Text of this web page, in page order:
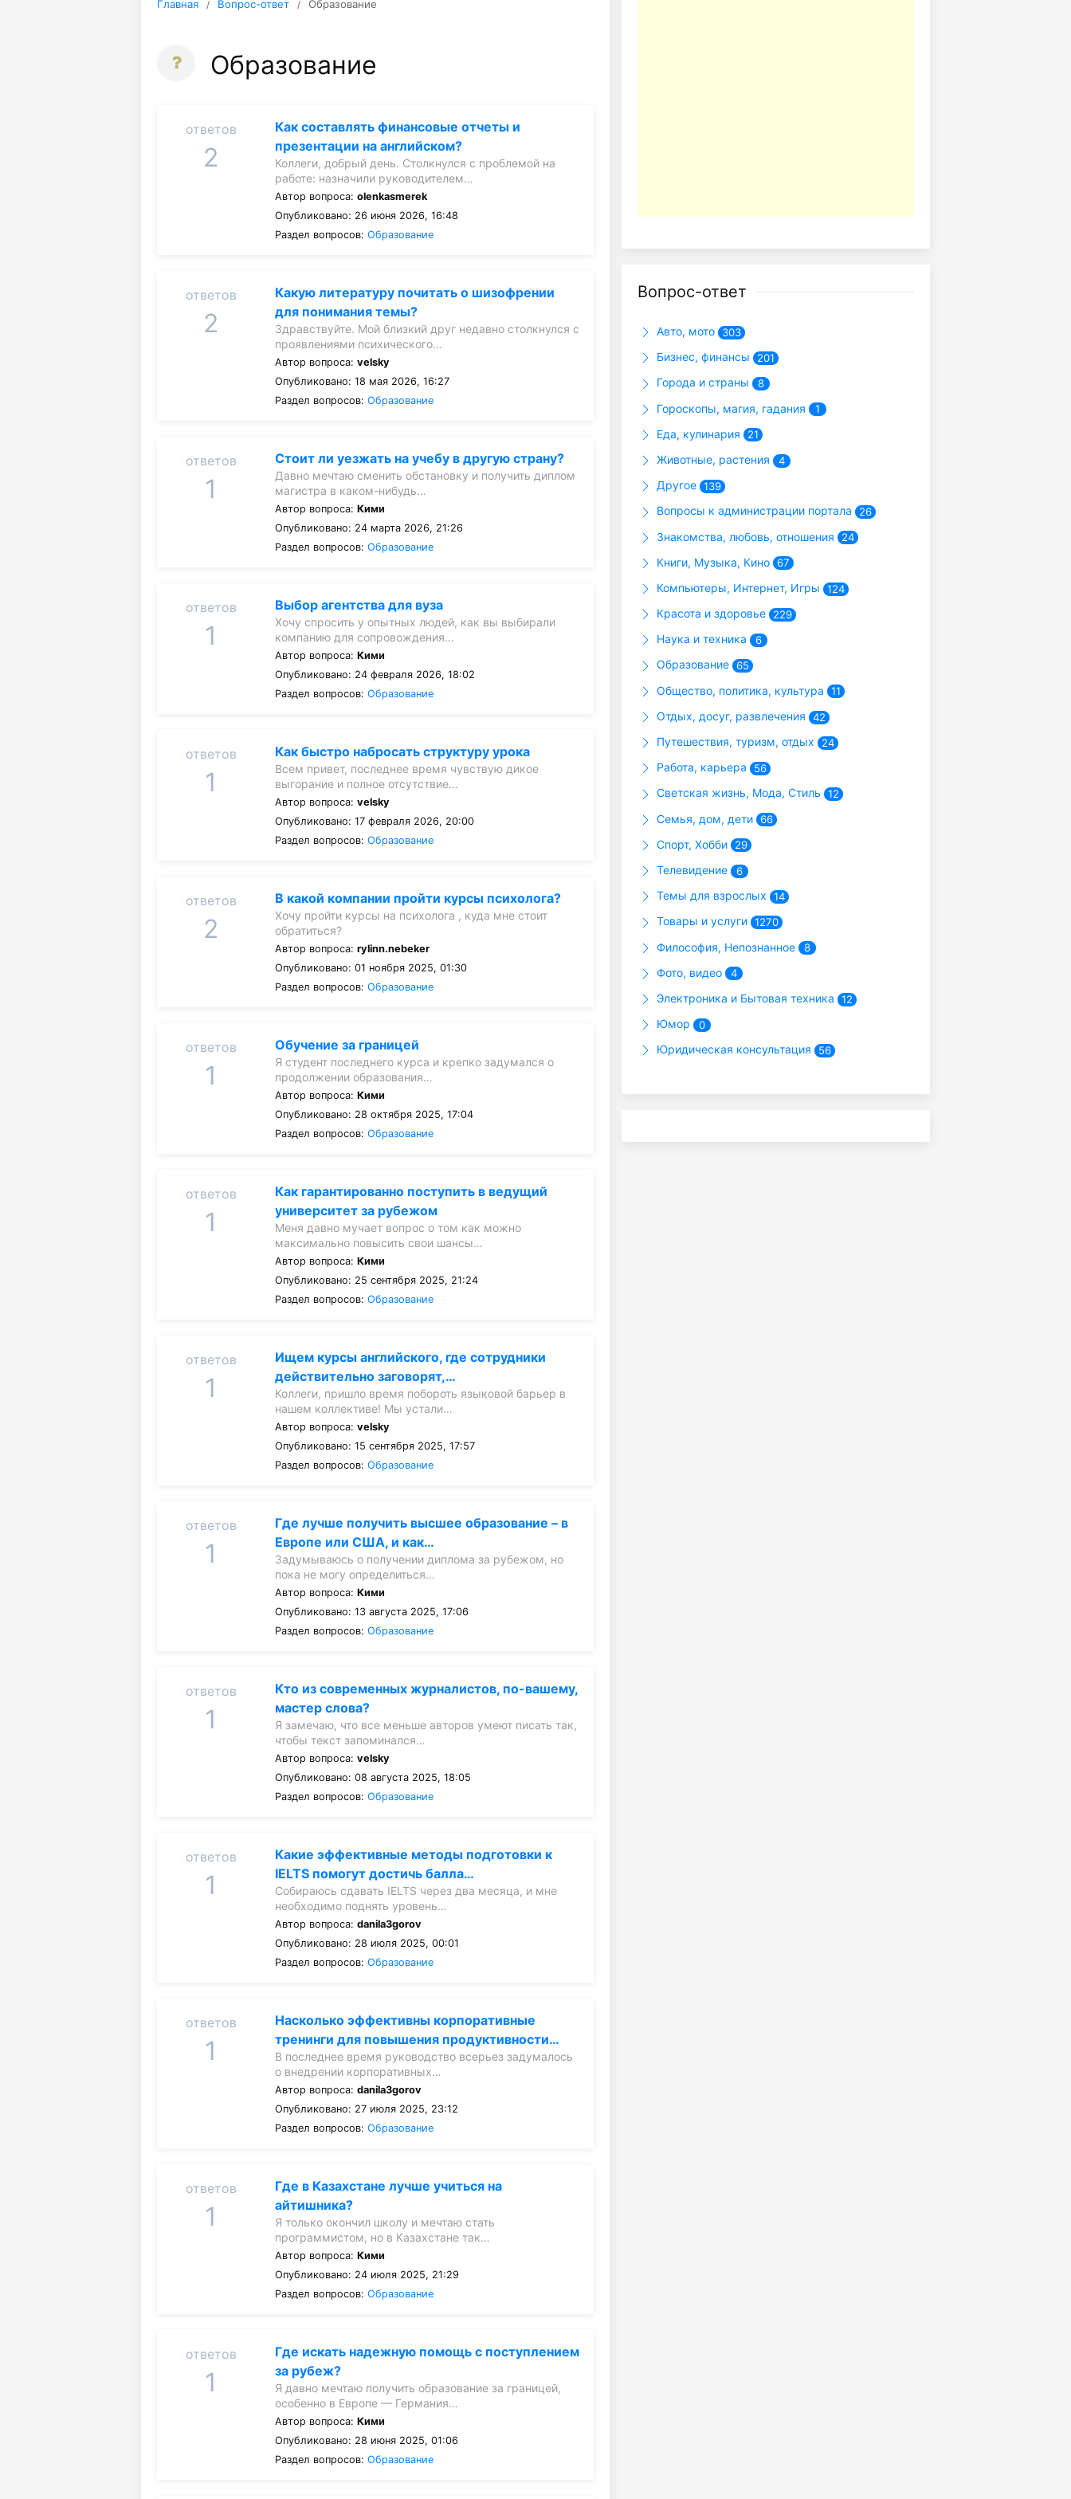
Главная Вопрос-ответ Образование
Образование
ответов
2
Как составлять финансовые отчеты и
презентации на английском?
Коллеги, добрый день. Столкнулся с проблемой на
работе: назначили руководителем…
Автор вопроса:olenkasmerek
Опубликовано: 26 июня 2026, 16:48
Раздел вопросов:Образование
ответов
2
Какую литературу почитать о шизофрении
для понимания темы?
Здравствуйте. Мой близкий друг недавно столкнулся с
проявлениями психического…
Автор вопроса:velsky
Опубликовано: 18 мая 2026, 16:27
Раздел вопросов:Образование
ответов
1
Стоит ли уезжать на учебу в другую страну?
Давно мечтаю сменить обстановку и получить диплом
магистра в каком-нибудь…
Автор вопроса:Кими
Опубликовано: 24 марта 2026, 21:26
Раздел вопросов:Образование
ответов
1
Выбор агентства для вуза
Хочу спросить у опытных людей, как вы выбирали
компанию для сопровождения…
Автор вопроса:Кими
Опубликовано: 24 февраля 2026, 18:02
Раздел вопросов:Образование
ответов
1
Как быстро набросать структуру урока
Всем привет, последнее время чувствую дикое
выгорание и полное отсутствие…
Автор вопроса:velsky
Опубликовано: 17 февраля 2026, 20:00
Раздел вопросов:Образование
ответов
2
В какой компании пройти курсы психолога?
Хочу пройти курсы на психолога , куда мне стоит
обратиться?
Автор вопроса:rylinn.nebeker
Опубликовано: 01 ноября 2025, 01:30
Раздел вопросов:Образование
ответов
1
Обучение за границей
Я студент последнего курса и крепко задумался о
продолжении образования…
Автор вопроса:Кими
Опубликовано: 28 октября 2025, 17:04
Раздел вопросов:Образование
ответов
1
Как гарантированно поступить в ведущий
университет за рубежом
Меня давно мучает вопрос о том как можно
максимально повысить свои шансы…
Автор вопроса:Кими
Опубликовано: 25 сентября 2025, 21:24
Раздел вопросов:Образование
ответов
1
Ищем курсы английского, где сотрудники
действительно заговорят,…
Коллеги, пришло время побороть языковой барьер в
нашем коллективе! Мы устали…
Автор вопроса:velsky
Опубликовано: 15 сентября 2025, 17:57
Раздел вопросов:Образование
ответов
1
Где лучше получить высшее образование – в
Европе или США, и как…
Задумываюсь о получении диплома за рубежом, но
пока не могу определиться…
Автор вопроса:Кими
Опубликовано: 13 августа 2025, 17:06
Раздел вопросов:Образование
ответов
1
Кто из современных журналистов, по-вашему,
мастер слова?
Я замечаю, что все меньше авторов умеют писать так,
чтобы текст запоминался…
Автор вопроса:velsky
Опубликовано: 08 августа 2025, 18:05
Раздел вопросов:Образование
ответов
1
Какие эффективные методы подготовки к
IELTS помогут достичь балла…
Собираюсь сдавать IELTS через два месяца, и мне
необходимо поднять уровень…
Автор вопроса:danila3gorov
Опубликовано: 28 июля 2025, 00:01
Раздел вопросов:Образование
ответов
1
Насколько эффективны корпоративные
тренинги для повышения продуктивности…
В последнее время руководство всерьез задумалось
о внедрении корпоративных…
Автор вопроса:danila3gorov
Опубликовано: 27 июля 2025, 23:12
Раздел вопросов:Образование
ответов
1
Где в Казахстане лучше учиться на
айтишника?
Я только окончил школу и мечтаю стать
программистом, но в Казахстане так…
Автор вопроса:Кими
Опубликовано: 24 июля 2025, 21:29
Раздел вопросов:Образование
ответов
1
Где искать надежную помощь с поступлением
за рубеж?
Я давно мечтаю получить образование за границей,
особенно в Европе — Германия…
Автор вопроса:Кими
Опубликовано: 28 июня 2025, 01:06
Раздел вопросов:Образование
Вопрос-ответ
Авто, мото 303
Бизнес, финансы 201
Города и страны 8
Гороскопы, магия, гадания 1
Еда, кулинария 21
Животные, растения 4
Другое 139
Вопросы к администрации портала 26
Знакомства, любовь, отношения 24
Книги, Музыка, Кино 67
Компьютеры, Интернет, Игры 124
Красота и здоровье 229
Наука и техника 6
Образование 65
Общество, политика, культура 11
Отдых, досуг, развлечения 42
Путешествия, туризм, отдых 24
Работа, карьера 56
Светская жизнь, Мода, Стиль 12
Семья, дом, дети 66
Спорт, Хобби 29
Телевидение 6
Темы для взрослых 14
Товары и услуги 1270
Философия, Непознанное 8
Фото, видео 4
Электроника и Бытовая техника 12
Юмор 0
Юридическая консультация 56